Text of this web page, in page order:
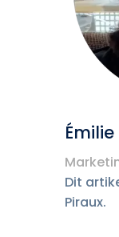
Dit
Piraux.